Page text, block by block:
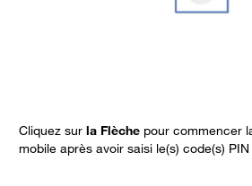
Cliquez sur la Flèche pour commencer
mobile après avoir saisi le(s) code(s)